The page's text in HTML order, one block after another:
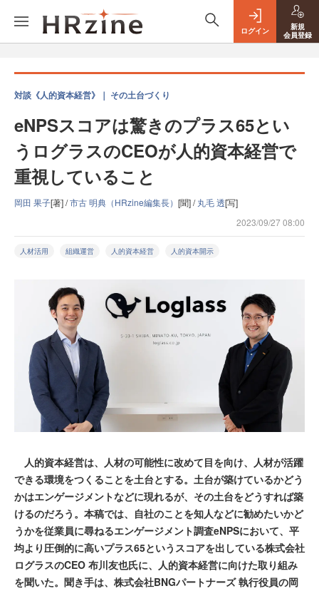
ログイン
新規
会員登録
対談《人的資本経営》｜ その土台づくり
eNPSスコアは驚きのプラス65とい
うログラスのCEOが人的資本経営で
重視していること
岡田 果子[著] /市古 明典（HRzine編集長） [聞] /丸毛 透[写]
2023/09/27 08:00
人材活用 組織運営 人的資本経営 人的資本開示
人的資本経営は、人材の可能性に改めて目を向け、人材が活躍
できる環境をつくることを土台とする。土台が築けているかどう
かはエンゲージメントなどに現れるが、その土台をどうすれば築
けるのだろう。本稿では、自社のことを知人などに勧めたいかど
うかを従業員に尋ねるエンゲージメント調査eNPSにおいて、平
均より圧倒的に高いプラス65というスコアを出している株式会社
ログラスのCEO 布川友也氏に、人的資本経営に向けた取り組み
を聞いた。聞き手は、株式会社BNGパートナーズ 執行役員の岡